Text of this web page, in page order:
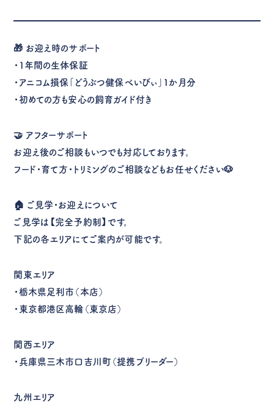
🎁 お迎え時のサポート
・1年間の生体保証
・アニコム損保「どうぶつ健保べいびぃ」1か月分
・初めての方も安心の飼育ガイド付き
🤝 アフターサポート
お迎え後のご相談もいつでも対応しております。
フード・育て方・トリミングのご相談などもお任せください🐶
🏠 ご見学・お迎えについて
ご見学は【完全予約制】です。
下記の各エリアにてご案内が可能です。
関東エリア
・栃木県足利市（本店）
・東京都港区高輪（東京店）
関西エリア
・兵庫県三木市口吉川町（提携ブリーダー）
九州エリア